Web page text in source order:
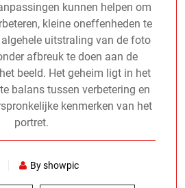
kunnen helpen om
kleine oneffenheden te
uitstraling van de foto
afbreuk te doen aan de
beeld. Het geheim ligt in het
balans tussen verbetering en
kenmerken van het
portret.
By showpic